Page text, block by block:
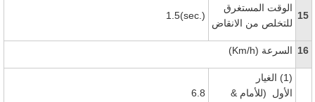
15
الوقت المستغرق
للتخلص من الانقاض
1.5(sec.)
16 السرعة (Km/h)
(1) الغيار
الأول
(للأمام &
6.8